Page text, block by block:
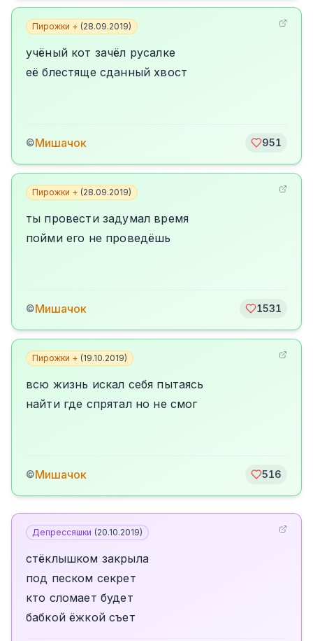
Пирожки + (28.09.2019)
учёный кот зачёл русалке
её блестяще сданный хвост
©Мишачок 951
Пирожки + (28.09.2019)
ты провести задумал время
пойми его не проведёшь
©Мишачок 1531
Пирожки + (19.10.2019)
всю жизнь искал себя пытаясь
найти где спрятал но не смог
©Мишачок 516
Депрессяшки (20.10.2019)
стёклышком закрыла
под песком секрет
кто сломает будет
бабкой ёжкой съет